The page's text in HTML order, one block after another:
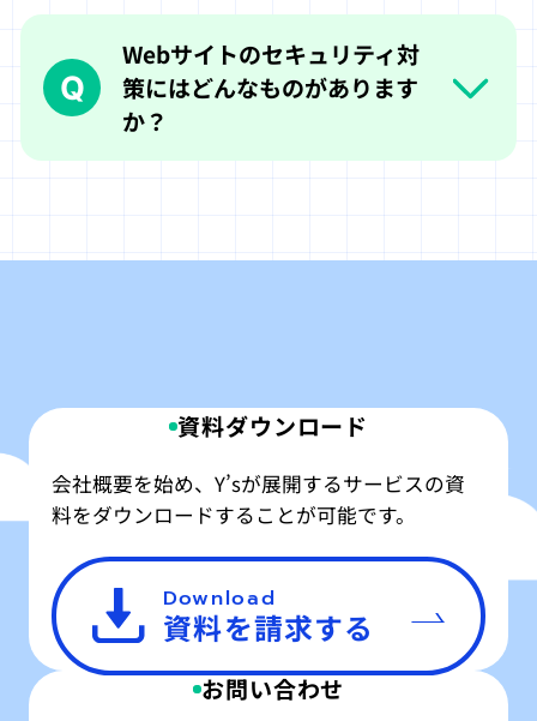
Q
Webサイトのセキュリティ対
策にはどんなものがあります
か？
資料ダウンロード
会社概要を始め、Y’sが展開するサービスの資
料をダウンロードすることが可能です。
Download
資料を請求する
お問い合わせ